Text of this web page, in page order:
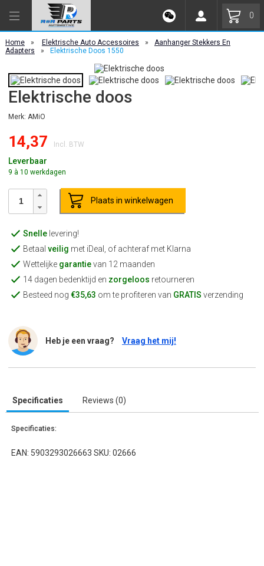
0
Home » Elektrische Auto Accessoires »
Aanhanger Stekkers En
Adapters
» Elektrische Doos 1550
Elektrische doos
Merk: AMiO
14,37 Incl. BTW
Leverbaar
9 à 10 werkdagen
Plaats in winkelwagen
Snellelevering!
Betaal veilig met iDeal, of achteraf met Klarna
Wettelijke garantievan 12 maanden
14 dagen bedenktijd en zorgeloos retourneren
Besteed nog €35,63 om te profiteren van GRATIS verzending
Heb je een vraag? Vraag het mij!
Specificaties Reviews (0)
Specificaties:
EAN: 5903293026663 SKU: 02666